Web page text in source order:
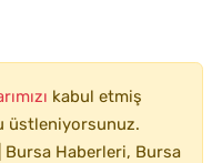
kabul etmiş
üstleniyorsunuz.
Bursa Haberleri, Bursa